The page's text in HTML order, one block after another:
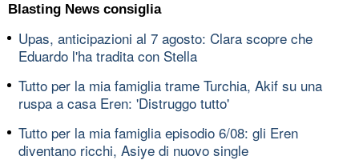
Blasting News consiglia
Upas, anticipazioni al 7 agosto: Clara scopre che
Eduardo l'ha tradita con Stella
Tutto per la mia famiglia trame Turchia, Akif su una
ruspa a casa Eren: 'Distruggo tutto'
Tutto per la mia famiglia episodio 6/08: gli Eren
diventano ricchi, Asiye di nuovo single